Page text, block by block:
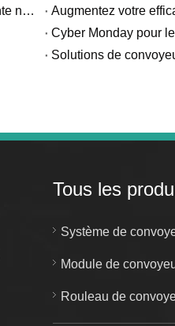
De la livraison à la réalisation – Un client de Trinidad partage une excellente nouvelle
Augmentez votre
Solutions de
Tous les
Système de
Module de
Rouleau de